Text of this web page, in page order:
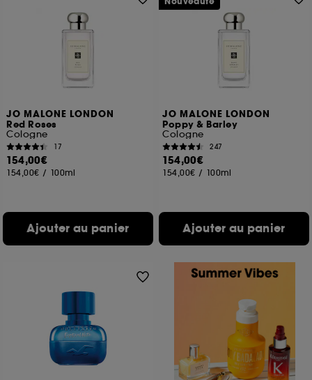
JO MALONE LONDON
Red Roses
Cologne
17
154,00€
154,00€ / 100ml
Ajouter au panier
JO MALONE LONDON
Poppy & Barley
Cologne
247
154,00€
154,00€ / 100ml
Ajouter au panier